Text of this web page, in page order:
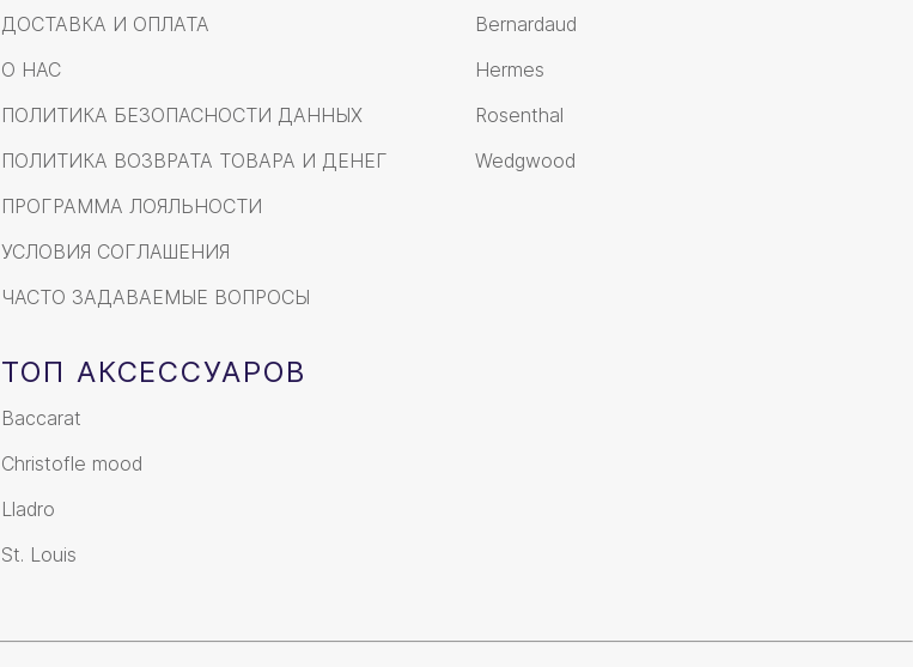
ДОСТАВКА И ОПЛАТА
О НАС
ПОЛИТИКА БЕЗОПАСНОСТИ ДАННЫХ
ПОЛИТИКА ВОЗВРАТА ТОВАРА И ДЕНЕГ
ПРОГРАММА ЛОЯЛЬНОСТИ
УСЛОВИЯ СОГЛАШЕНИЯ
ЧАСТО ЗАДАВАЕМЫЕ ВОПРОСЫ
Bernardaud
Hermes
Rosenthal
Wedgwood
ТОП АКСЕССУАРОВ
Baccarat
Christofle mood
Lladro
St. Louis